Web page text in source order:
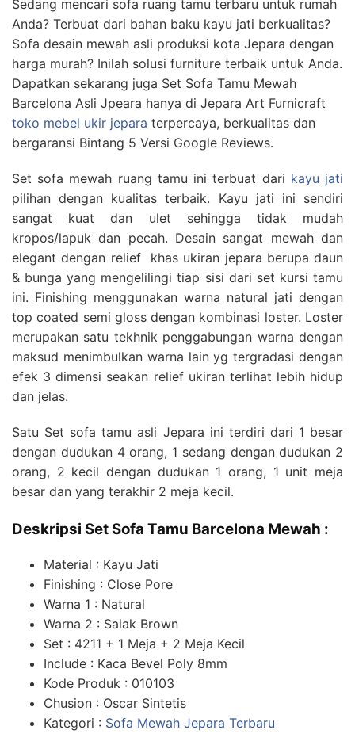
Sedang mencari sofa ruang tamu terbaru untuk rumah
Anda? Terbuat dari bahan baku kayu jati berkualitas?
Sofa desain mewah asli produksi kota Jepara dengan
harga murah? Inilah solusi furniture terbaik untuk Anda.
Dapatkan sekarang juga Set Sofa Tamu Mewah
Barcelona Asli Jpeara hanya di Jepara Art Furnicraft
toko mebel ukir jepara terpercaya, berkualitas dan
bergaransi Bintang 5 Versi Google Reviews.
Set sofa mewah ruang tamu ini terbuat dari kayu jati
pilihan dengan kualitas terbaik. Kayu jati ini sendiri
sangat kuat dan ulet sehingga tidak mudah
kropos/lapuk dan pecah. Desain sangat mewah dan
elegant dengan relief khas ukiran jepara berupa daun
& bunga yang mengelilingi tiap sisi dari set kursi tamu
ini. Finishing menggunakan warna natural jati dengan
top coated semi gloss dengan kombinasi loster. Loster
merupakan satu tekhnik penggabungan warna dengan
maksud menimbulkan warna lain yg tergradasi dengan
efek 3 dimensi seakan relief ukiran terlihat lebih hidup
dan jelas.
Satu Set sofa tamu asli Jepara ini terdiri dari 1 besar
dengan dudukan 4 orang, 1 sedang dengan dudukan 2
orang, 2 kecil dengan dudukan 1 orang, 1 unit meja
besar dan yang terakhir 2 meja kecil.
Deskripsi Set Sofa Tamu Barcelona Mewah :
Material : Kayu Jati
Finishing : Close Pore
Warna 1 : Natural
Warna 2 : Salak Brown
Set : 4211 + 1 Meja + 2 Meja Kecil
Include : Kaca Bevel Poly 8mm
Kode Produk : 010103
Chusion : Oscar Sintetis
Kategori : Sofa Mewah Jepara Terbaru